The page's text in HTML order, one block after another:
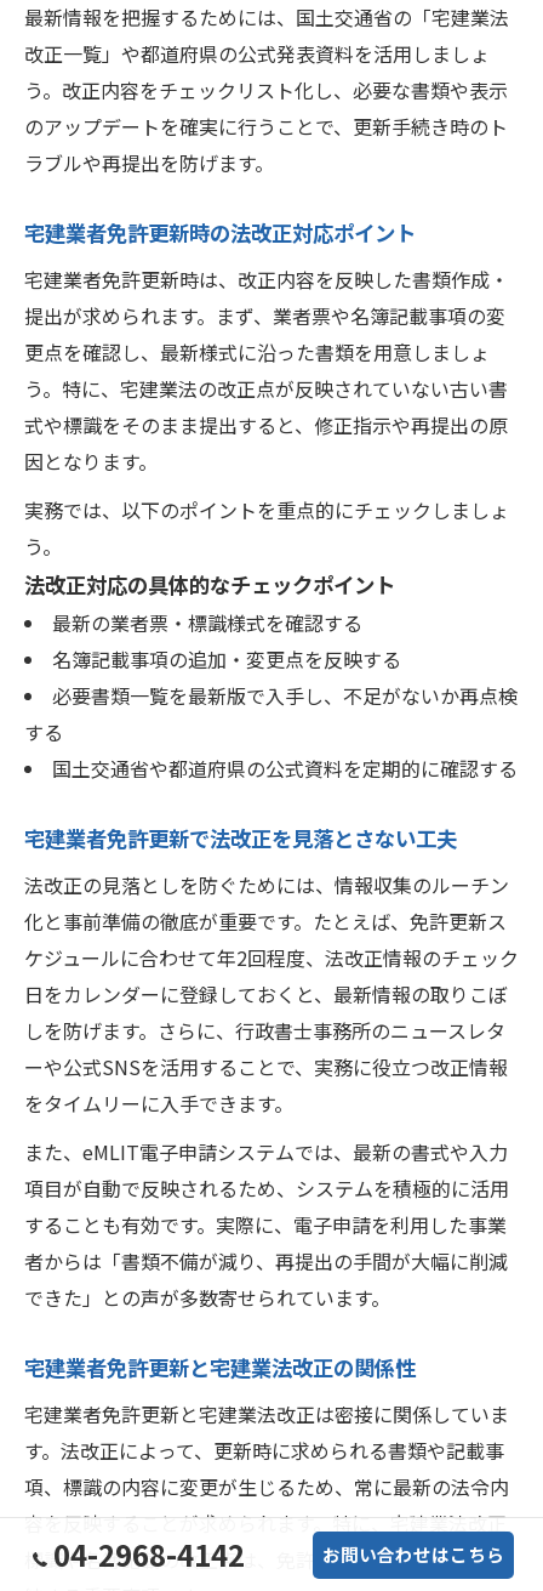
最新情報を把握するためには、国土交通省の「宅建業法
改正一覧」や都道府県の公式発表資料を活用しましょ
う。改正内容をチェックリスト化し、必要な書類や表示
のアップデートを確実に行うことで、更新手続き時のト
ラブルや再提出を防げます。
宅建業者免許更新時の法改正対応ポイント
宅建業者免許更新時は、改正内容を反映した書類作成・
提出が求められます。まず、業者票や名簿記載事項の変
更点を確認し、最新様式に沿った書類を用意しましょ
う。特に、宅建業法の改正点が反映されていない古い書
式や標識をそのまま提出すると、修正指示や再提出の原
因となります。
実務では、以下のポイントを重点的にチェックしましょ
う。
法改正対応の具体的なチェックポイント
最新の業者票・標識様式を確認する
名簿記載事項の追加・変更点を反映する
必要書類一覧を最新版で入手し、不足がないか再点検
する
国土交通省や都道府県の公式資料を定期的に確認する
宅建業者免許更新で法改正を見落とさない工夫
法改正の見落としを防ぐためには、情報収集のルーチン
化と事前準備の徹底が重要です。たとえば、免許更新ス
ケジュールに合わせて年2回程度、法改正情報のチェック
日をカレンダーに登録しておくと、最新情報の取りこぼ
しを防げます。さらに、行政書士事務所のニュースレタ
ーや公式SNSを活用することで、実務に役立つ改正情報
をタイムリーに入手できます。
また、eMLIT電子申請システムでは、最新の書式や入力
項目が自動で反映されるため、システムを積極的に活用
することも有効です。実際に、電子申請を利用した事業
者からは「書類不備が減り、再提出の手間が大幅に削減
できた」との声が多数寄せられています。
宅建業者免許更新と宅建業法改正の関係性
宅建業者免許更新と宅建業法改正は密接に関係していま
す。法改正によって、更新時に求められる書類や記載事
項、標識の内容に変更が生じるため、常に最新の法令内
容を反映することが求められます。特に、宅建業法改正
標識や名簿記載の改正点は、免許更新手続きの合否に直
04-2968-4142 お問い合わせはこちら